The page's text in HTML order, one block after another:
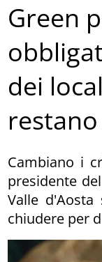
Green
dei
Cambiano i
presidente
Valle
chiudere per